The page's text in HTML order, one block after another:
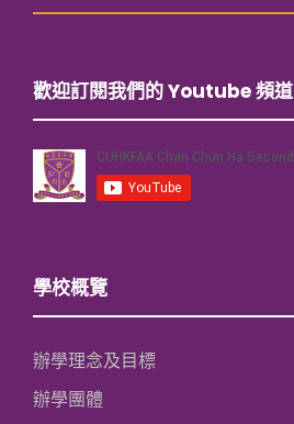
歡迎訂閱我們的 Youtube 頻道
學校概覽
辦學理念及目標
辦學團體